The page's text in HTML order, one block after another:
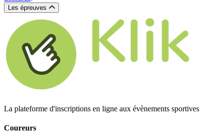
Les épreuves
La plateforme d'inscriptions en ligne aux évènements sportives
Coureurs